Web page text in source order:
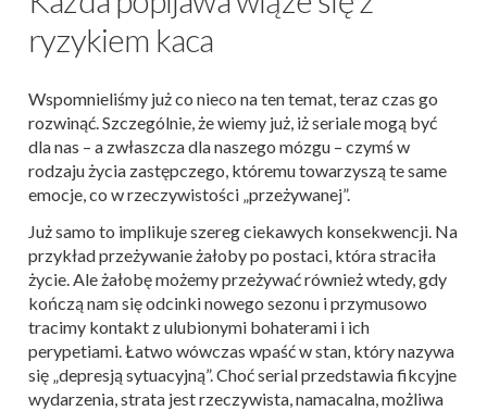
ryzykiem kaca
Wspomnieliśmy już co nieco na ten temat, teraz czas go
rozwinąć. Szczególnie, że wiemy już, iż seriale mogą być
dla nas – a zwłaszcza dla naszego mózgu – czymś w
rodzaju życia zastępczego, któremu towarzyszą te same
emocje, co w rzeczywistości „przeżywanej”.
Już samo to implikuje szereg ciekawych konsekwencji. Na
przykład przeżywanie żałoby po postaci, która straciła
życie. Ale żałobę możemy przeżywać również wtedy, gdy
kończą nam się odcinki nowego sezonu i przymusowo
tracimy kontakt z ulubionymi bohaterami i ich
perypetiami. Łatwo wówczas wpaść w stan, który nazywa
się „depresją sytuacyjną”. Choć serial przedstawia fikcyjne
wydarzenia, strata jest rzeczywista, namacalna, możliwa